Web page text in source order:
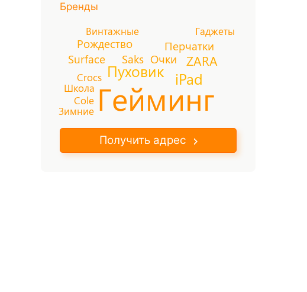
Бренды
Гейминг
iPad
Пуховик ZARA
Saks Очки
Перчатки
Рождество
Surface
Crocs
Зимние
Cole
Школа
Гаджеты
Винтажные
Получить адрес